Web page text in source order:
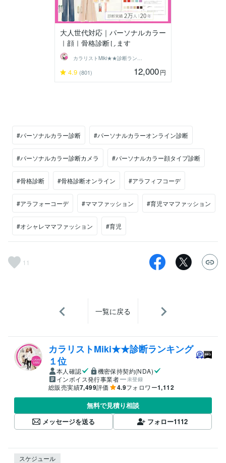
大人世代対応｜パーソナルカラー
｜顔｜骨格診断します
カラリストMiki★★診断ランキング１位
4.9 (801) 12,000円
#パーソナルカラー診断 #パーソナルカラーオンライン診断
#パーソナルカラー診断カメラ #パーソナルカラー顔タイプ診断
#骨格診断 #骨格診断オンライン #アラフィフコーデ
#アラフォーコーデ #ママファッション #育児ママファッション
#オシャレママファッション #育児
11
一覧に戻る
カラリストMiki★★診断ランキング
１位
本人確認
機密保持契約(NDA)
インボイス発行事業者
未登録
総販売実績7,499評価 4.9フォロワー1,112
無料で見積り相談
メッセージを送る
フォロー1112
スケジュール